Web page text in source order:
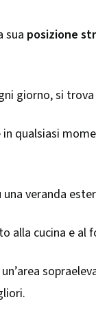
sua posizione
giorno, si
qualsiasi
veranda
alla cucina e al